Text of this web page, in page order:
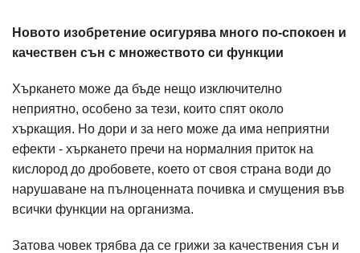
Новото изобретение осигурява много по-спокоен и
качествен сън с множеството си функции
Хъркането може да бъде нещо изключително
неприятно, особено за тези, които спят около
хъркащия. Но дори и за него може да има неприятни
ефекти - хъркането пречи на нормалния приток на
кислород до дробовете, което от своя страна води до
нарушаване на пълноценната почивка и смущения във
всички функции на организма.
Затова човек трябва да се грижи за качествения сън и